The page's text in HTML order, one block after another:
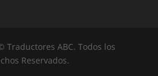
Traductores ABC. Todos los
Reservados.